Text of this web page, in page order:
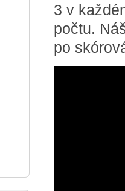
3 v
počtu.
po